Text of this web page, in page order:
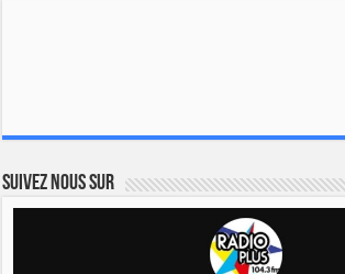
Suivez nous sur